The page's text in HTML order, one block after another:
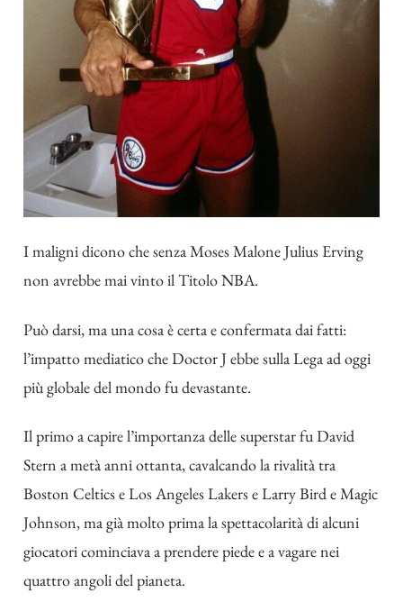
I maligni dicono che senza Moses Malone Julius Erving
non avrebbe mai vinto il Titolo NBA.
Può darsi, ma una cosa è certa e confermata dai fatti:
l’impatto mediatico che Doctor J ebbe sulla Lega ad oggi
più globale del mondo fu devastante.
Il primo a capire l’importanza delle superstar fu David
Stern a metà anni ottanta, cavalcando la rivalità tra
Boston Celtics e Los Angeles Lakers e Larry Bird e Magic
Johnson, ma già molto prima la spettacolarità di alcuni
giocatori cominciava a prendere piede e a vagare nei
quattro angoli del pianeta.